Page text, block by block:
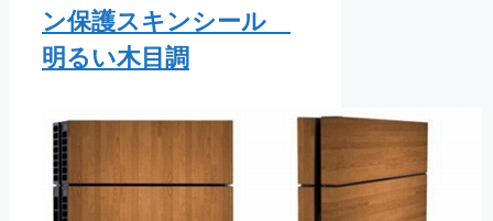
ン保護スキンシール
明るい木目調